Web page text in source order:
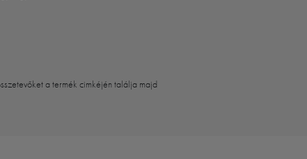
a termék cimkéjén találja majd